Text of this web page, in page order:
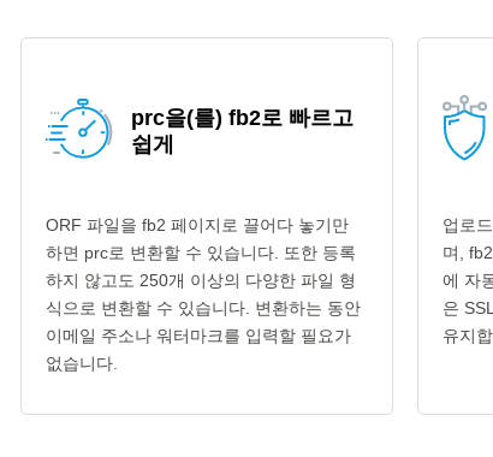
prc을(를) fb2로 빠르고
쉽게
ORF 파일을 fb2 페이지로 끌어다 놓기만
하면 prc로 변환할 수 있습니다. 또한 등록
하지 않고도 250개 이상의 다양한 파일 형
식으로 변환할 수 있습니다. 변환하는 동안
이메일 주소나 워터마크를 입력할 필요가
없습니다.
업로
며,
에 자
은
유지